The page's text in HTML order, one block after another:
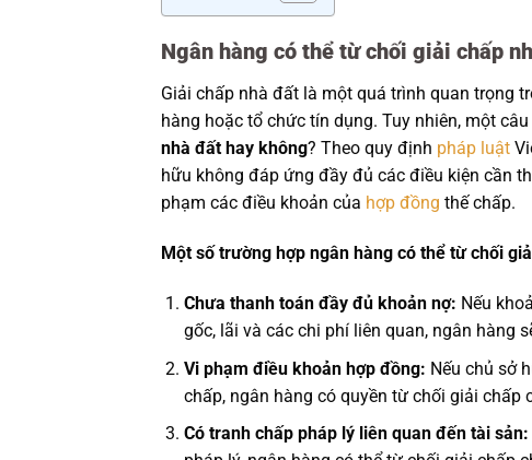
Ngân hàng có thể từ chối giải chấp
Giải chấp nhà đất là một quá trình quan trọng
hàng hoặc tổ chức tín dụng. Tuy nhiên, một
nhà đất hay không? Theo quy định pháp luật
hữu không đáp ứng đầy đủ các điều kiện cần
phạm các điều khoản của hợp đồng thế chấp.
Một số trường hợp ngân hàng có thể từ chối
Chưa thanh toán đầy đủ khoản nợ: Nếu
gốc, lãi và các chi phí liên quan, ngân hàng
Vi phạm điều khoản hợp đồng: Nếu chủ sở
chấp, ngân hàng có quyền từ chối giải chấp
Có tranh chấp pháp lý liên quan đến tài sản: